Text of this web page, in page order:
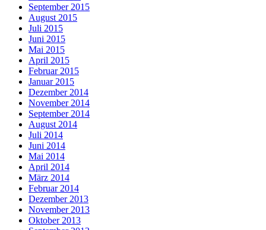
September 2015
August 2015
Juli 2015
Juni 2015
Mai 2015
April 2015
Februar 2015
Januar 2015
Dezember 2014
November 2014
September 2014
August 2014
Juli 2014
Juni 2014
Mai 2014
April 2014
März 2014
Februar 2014
Dezember 2013
November 2013
Oktober 2013